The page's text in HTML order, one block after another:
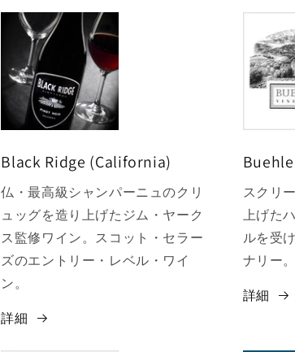
Black Ridge (California)
仏・最高級シャンパーニュのクリ
ュッグを造り上げたジム・ヤーク
ス監修ワイン。スコット・セラー
ズのエントリー・レベル・ワイ
ン。
詳細
スクリ
上げた
ルを受
ナリー
詳細